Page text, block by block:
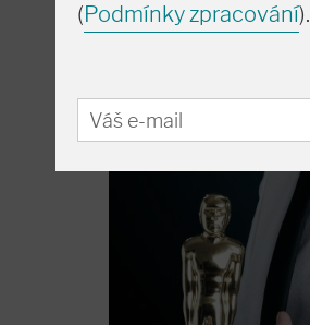
(Podmínky zpracování).